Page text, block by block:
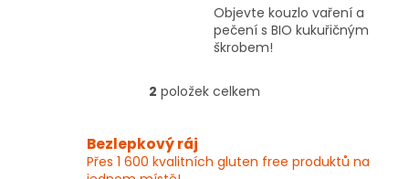
Objevte kouzlo vaření a
pečení s BIO kukuřičným
škrobem!
O
á
d
2 položek celkem
Bezlepkový ráj
Přes 1 600 kvalitních gluten free produktů na